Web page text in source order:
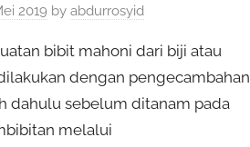
2019 by abdurrosyid
bibit mahoni dari biji atau
dengan pengecambahan
dahulu sebelum ditanam pada
melalui